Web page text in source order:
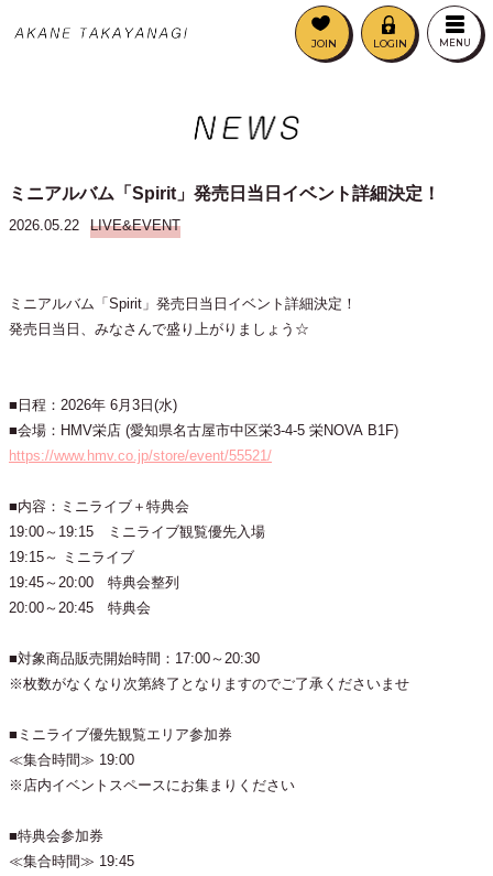
JOIN LOGIN MENU
ミニアルバム「Spirit」発売日当日イベント詳細決定！
2026.05.22 LIVE&EVENT
ミニアルバム「Spirit」発売日当日イベント詳細決定！
発売日当日、みなさんで盛り上がりましょう☆
■日程：2026年 6月3日(水)
■会場：HMV栄店 (愛知県名古屋市中区栄3-4-5 栄NOVA B1F)
https://www.hmv.co.jp/store/event/55521/
■内容：ミニライブ＋特典会
19:00～19:15 ミニライブ観覧優先入場
19:15～ ミニライブ
19:45～20:00 特典会整列
20:00～20:45 特典会
■対象商品販売開始時間：17:00～20:30
※枚数がなくなり次第終了となりますのでご了承くださいませ
■ミニライブ優先観覧エリア参加券
≪集合時間≫ 19:00
※店内イベントスペースにお集まりください
■特典会参加券
≪集合時間≫ 19:45